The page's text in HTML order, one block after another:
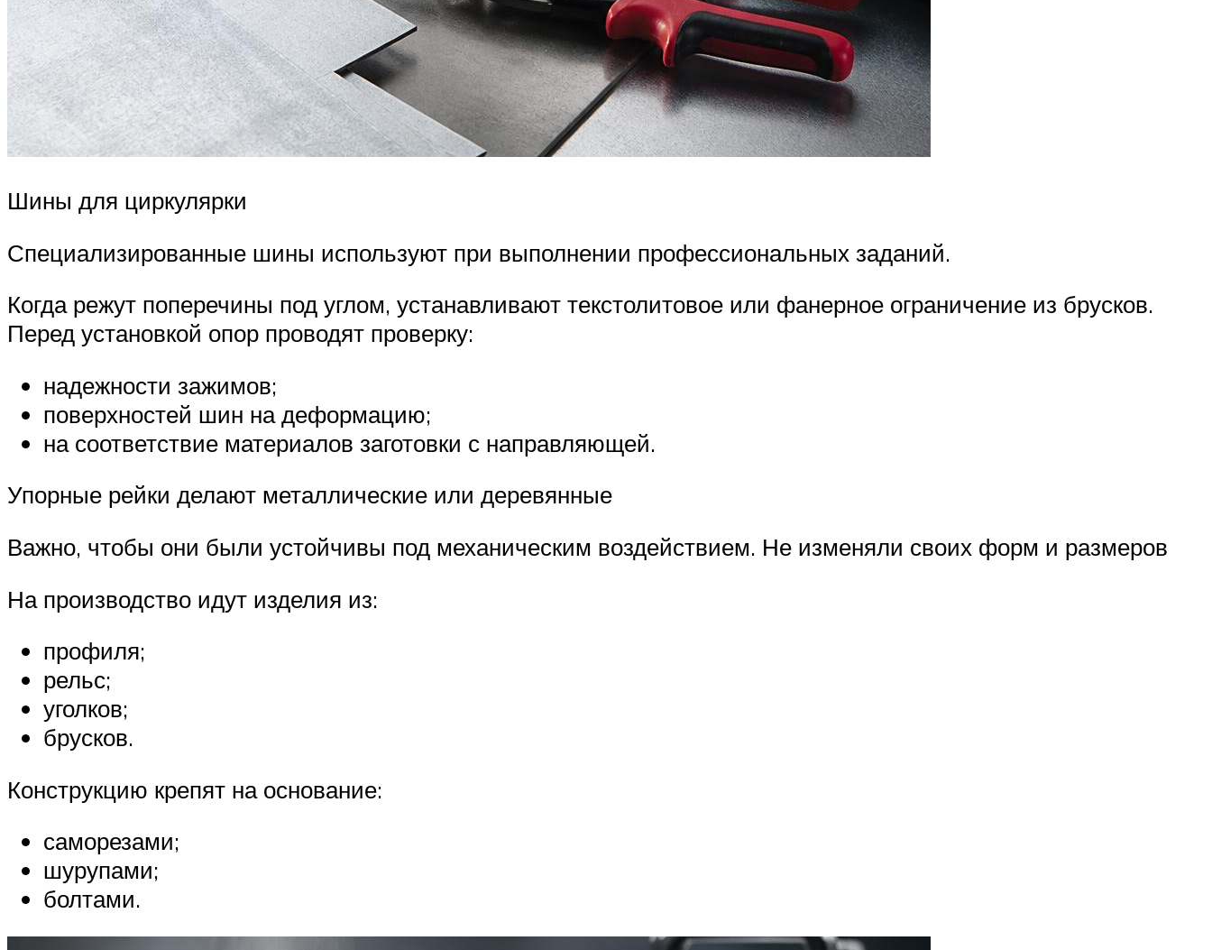
Шины для циркулярки
Специализированные шины используют при выполнении профессиональных заданий.
Когда режут поперечины под углом, устанавливают текстолитовое или фанерное ограничение из брусков.
Перед установкой опор проводят проверку:
надежности зажимов;
поверхностей шин на деформацию;
на соответствие материалов заготовки с направляющей.
Упорные рейки делают металлические или деревянные
Важно, чтобы они были устойчивы под механическим воздействием. Не изменяли своих форм и размеров
На производство идут изделия из:
профиля;
рельс;
уголков;
брусков.
Конструкцию крепят на основание:
саморезами;
шурупами;
болтами.